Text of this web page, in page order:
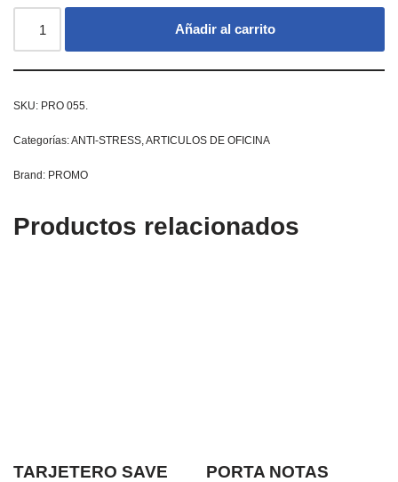
Añadir al carrito
SKU: PRO 055.
Categorías:ANTI-STRESS,ARTICULOS DE OFICINA
Brand: PROMO
Productos relacionados
TARJETERO SAVE
PORTA NOTAS